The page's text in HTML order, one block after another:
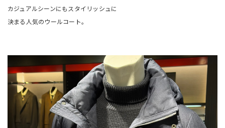
カジュアルシーンにもスタイリッシュに
決まる人気のウールコート。